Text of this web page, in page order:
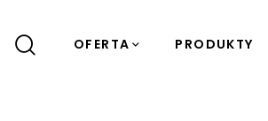
OFERTA PRODUKTY